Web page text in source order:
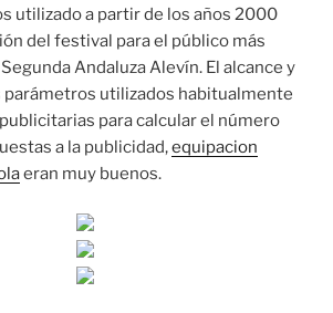
utilizado a partir de los años 2000
del festival para el público más
Andaluza Alevín. El alcance y
parámetros utilizados habitualmente
para calcular el número
a la publicidad,equipacion
eran muy buenos.